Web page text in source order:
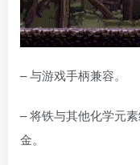
– 与游戏手柄兼容。
– 将铁与其他化学元
金。